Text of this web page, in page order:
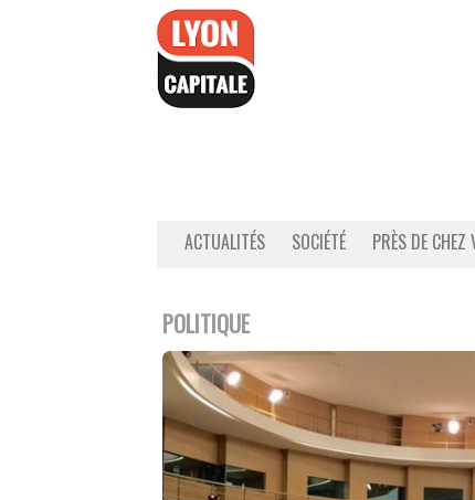
ACTUALITÉS SOCIÉTÉ PRÈS DE CHEZ
POLITIQUE